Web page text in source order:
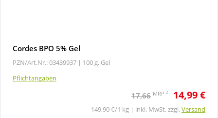
Cordes BPO 5% Gel
PZN/Art.Nr.: 03439937 | 100 g, Gel
Pflichtangaben
17,66 MRP 2 14,99 €
149,90 €/1 kg | inkl. MwSt. zzgl.Versand